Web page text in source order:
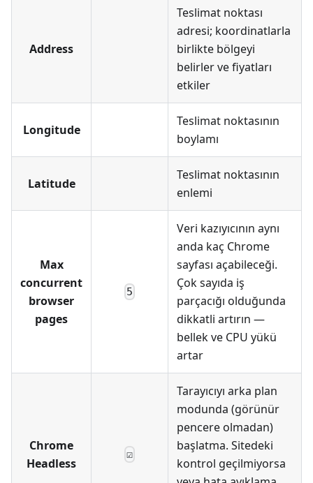
Address
Teslimat noktası
adresi; koordinatlarla
birlikte bölgeyi
belirler ve fiyatları
etkiler
Longitude
Teslimat noktasının
boylamı
Latitude
Teslimat noktasının
enlemi
Max
concurrent
browser
pages
5
Veri kazıyıcının aynı
anda kaç Chrome
sayfası açabileceği.
Çok sayıda iş
parçacığı olduğunda
dikkatli artırın —
bellek ve CPU yükü
artar
Chrome
Headless
☑
Tarayıcıyı arka plan
modunda (görünür
pencere olmadan)
başlatma. Sitedeki
kontrol geçilmiyorsa